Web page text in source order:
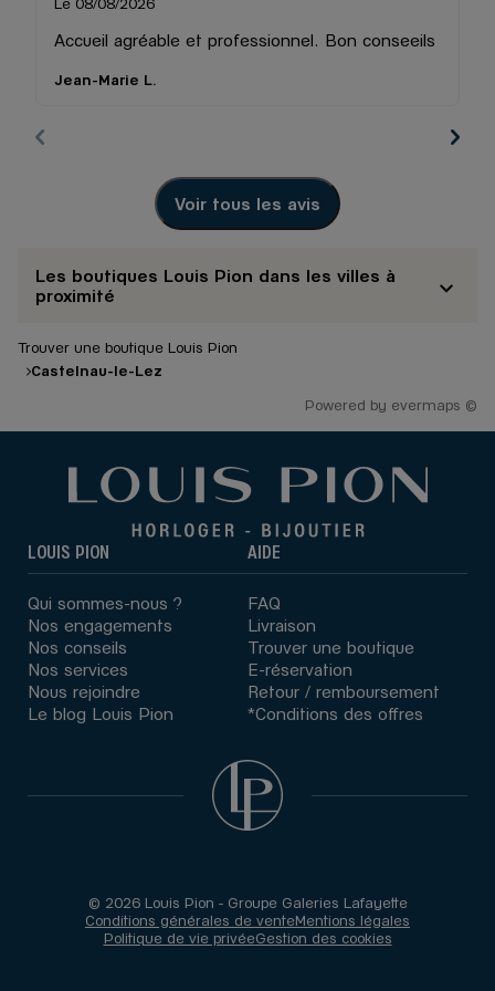
Accueil agréable et professionnel. Bon conseeils
Jean-Marie L.
Voir tous les avis
Les boutiques Louis Pion dans les villes à
proximité
Trouver une boutique Louis Pion
Castelnau-le-Lez
Powered by evermaps ©
LOUIS PION
Qui sommes-nous ?
Nos engagements
Nos conseils
Nos services
Nous rejoindre
Le blog Louis Pion
AIDE
FAQ
Livraison
Trouver une boutique
E-réservation
Retour / remboursement
*Conditions des offres
© 2026 Louis Pion - Groupe Galeries Lafayette
Conditions générales de venteMentions légales
Politique de vie privéeGestion des cookies